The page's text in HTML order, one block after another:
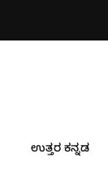
ಉತ್ತರ ಕನ್ನಡ